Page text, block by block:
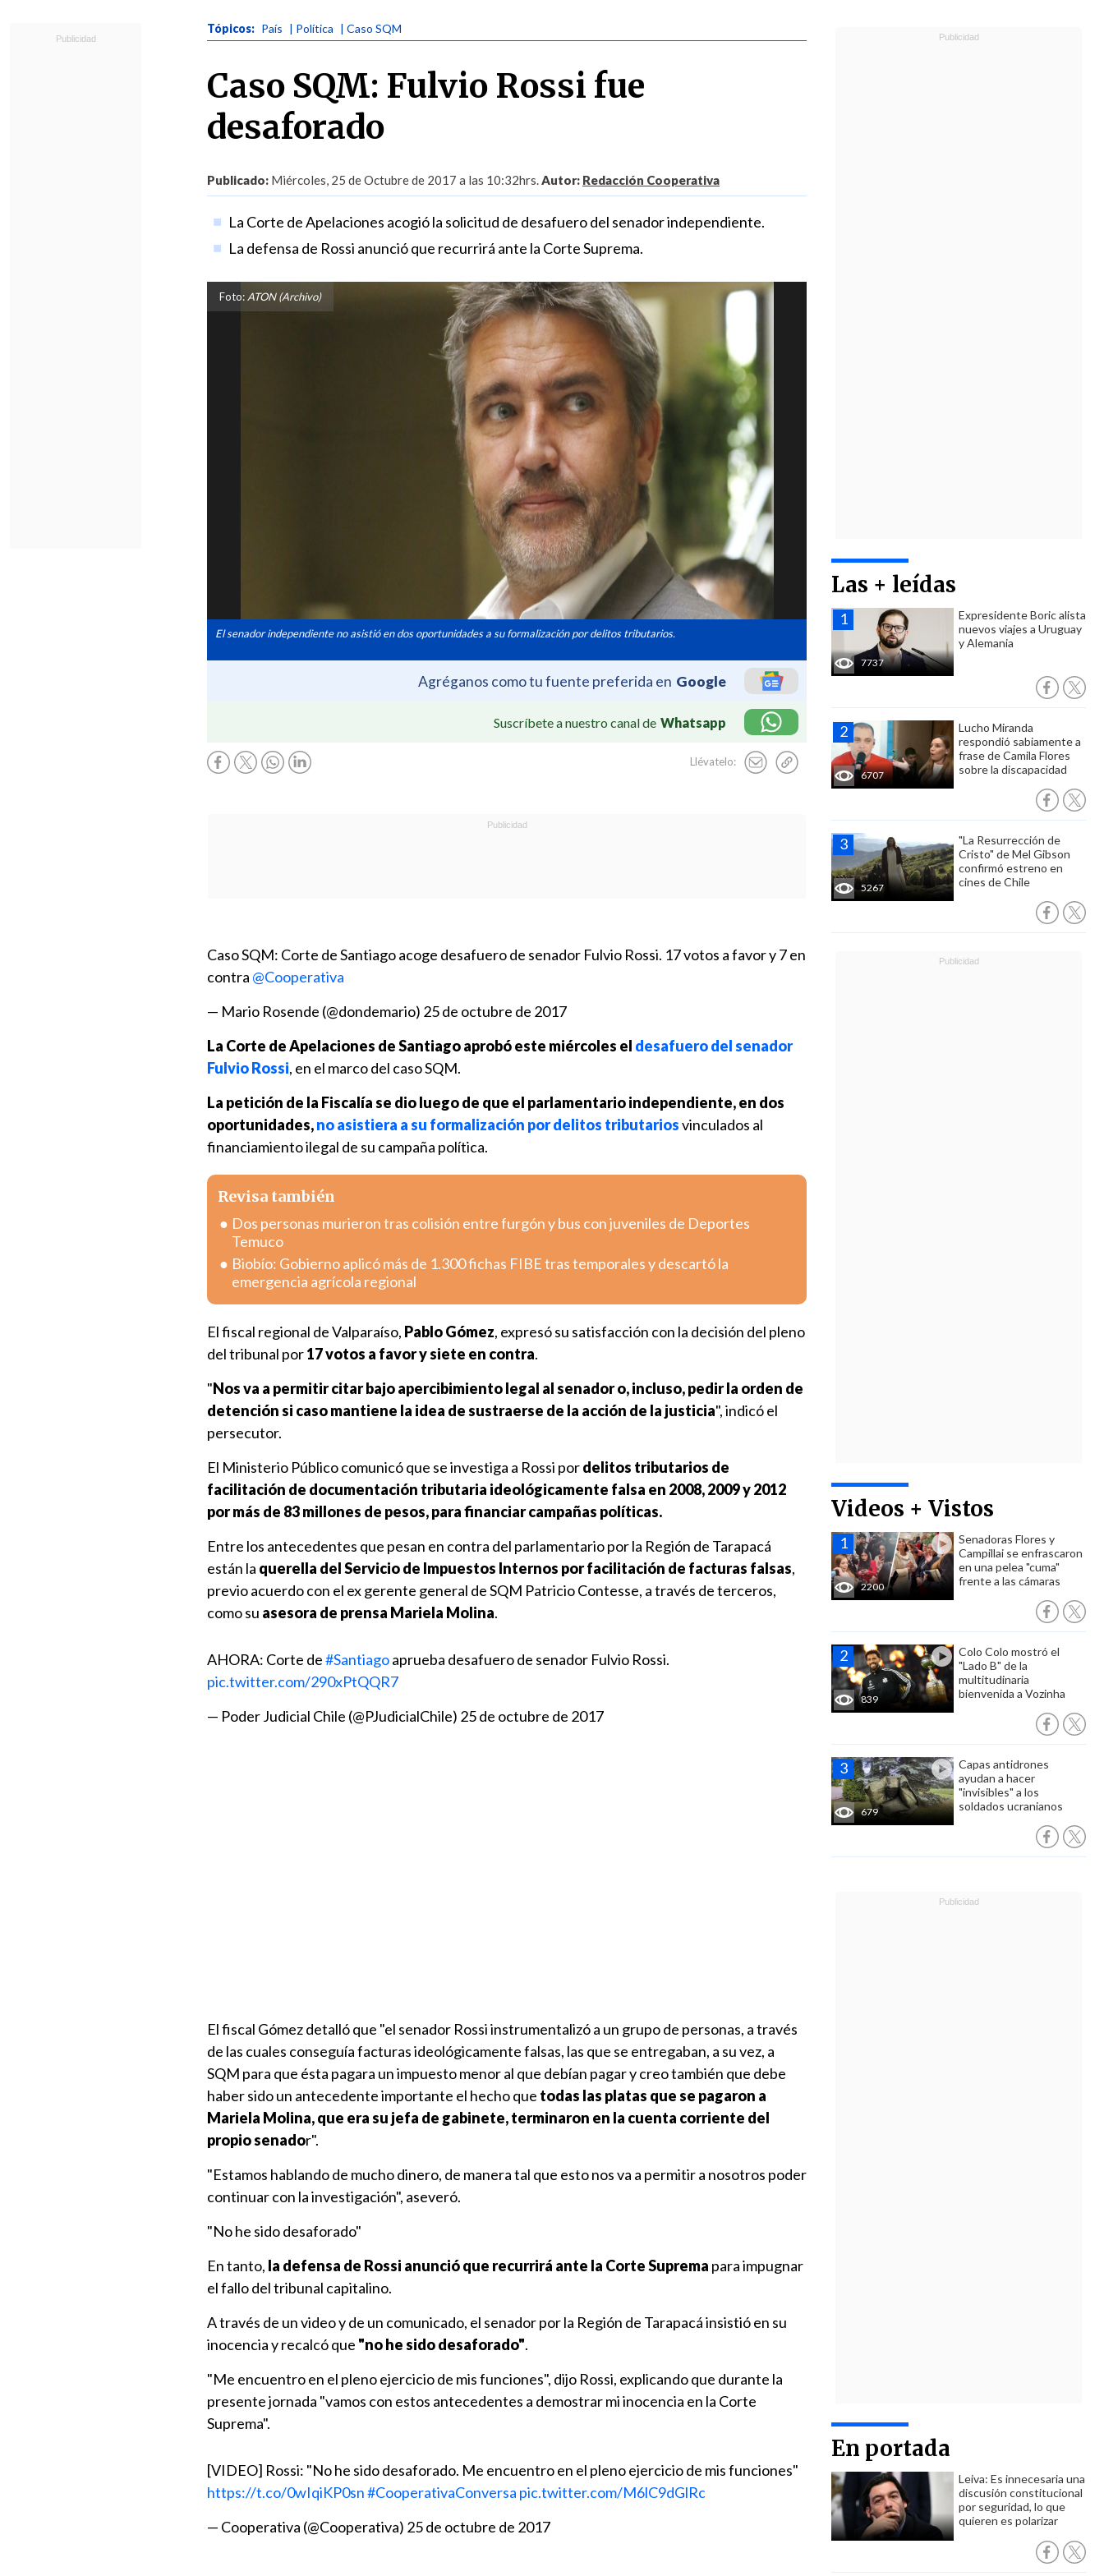
Tópicos: País | Política | Caso SQM
Caso SQM: Fulvio Rossi fue
desaforado
Publicado: Miércoles, 25 de Octubre de 2017 a las 10:32hrs.Autor: Redacción Cooperativa
La Corte de Apelaciones acogió la solicitud de desafuero del senador independiente.
La defensa de Rossi anunció que recurrirá ante la Corte Suprema.
Foto: ATON (Archivo)
El senador independiente no asistió en dos oportunidades a su formalización por delitos tributarios.
Agréganos como tu fuente preferida en Google
Suscríbete a nuestro canal de Whatsapp
Llévatelo:
Las + leídas
7737
Expresidente Boric alista
nuevos viajes a Uruguay
y Alemania
6707
Lucho Miranda
respondió sabiamente a
frase de Camila Flores
sobre la discapacidad
5267
"La Resurrección de
Cristo" de Mel Gibson
confirmó estreno en
cines de Chile
Videos + Vistos
2200
Senadoras Flores y
Campillai se enfrascaron
en una pelea "cuma"
frente a las cámaras
839
Colo Colo mostró el
"Lado B" de la
multitudinaria
bienvenida a Vozinha
679
Capas antidrones
ayudan a hacer
"invisibles" a los
soldados ucranianos
En portada
Leiva: Es innecesaria una
discusión constitucional
por seguridad, lo que
quieren es polarizar
Caso SQM: Corte de Santiago acoge desafuero de senador Fulvio Rossi. 17 votos a favor y 7 en
contra @Cooperativa
— Mario Rosende (@dondemario) 25 de octubre de 2017
La Corte de Apelaciones de Santiago aprobó este miércoles el desafuero del senador
Fulvio Rossi, en el marco del caso SQM.
La petición de la Fiscalía se dio luego de que el parlamentario independiente, en dos
oportunidades,no asistiera a su formalización por delitos tributariosvinculados al
financiamiento ilegal de su campaña política.
Revisa también
Dos personas murieron tras colisión entre furgón y bus con juveniles de Deportes
Temuco
Biobío: Gobierno aplicó más de 1.300 fichas FIBE tras temporales y descartó la
emergencia agrícola regional
El fiscal regional de Valparaíso, Pablo Gómez, expresó su satisfacción con la decisión del pleno
del tribunal por17 votos a favor y siete en contra.
"Nos va a permitir citar bajo apercibimiento legal al senador o, incluso, pedir la orden de
detención si caso mantiene la idea de sustraerse de la acción de la justicia", indicó el
persecutor.
El Ministerio Público comunicó que se investiga a Rossi pordelitos tributarios de
facilitación de documentación tributaria ideológicamente falsa en 2008, 2009 y 2012
por más de 83 millones de pesos, para financiar campañas políticas.
Entre los antecedentes que pesan en contra del parlamentario por la Región de Tarapacá
están la querella del Servicio de Impuestos Internos por facilitación de facturas falsas,
previo acuerdo con el ex gerente general de SQM Patricio Contesse, a través de terceros,
como su asesora de prensa Mariela Molina.
AHORA: Corte de#Santiagoaprueba desafuero de senador Fulvio Rossi.
pic.twitter.com/290xPtQQR7
— Poder Judicial Chile (@PJudicialChile) 25 de octubre de 2017
El fiscal Gómez detalló que "el senador Rossi instrumentalizó a un grupo de personas, a través
de las cuales conseguía facturas ideológicamente falsas, las que se entregaban, a su vez, a
SQM para que ésta pagara un impuesto menor al que debían pagar y creo también que debe
haber sido un antecedente importante el hecho que todas las platas que se pagaron a
Mariela Molina, que era su jefa de gabinete, terminaron en la cuenta corriente del
propio senador".
"Estamos hablando de mucho dinero, de manera tal que esto nos va a permitir a nosotros poder
continuar con la investigación", aseveró.
"No he sido desaforado"
En tanto, la defensa de Rossi anunció que recurrirá ante la Corte Suprema para impugnar
el fallo del tribunal capitalino.
A través de un video y de un comunicado, el senador por la Región de Tarapacá insistió en su
inocencia y recalcó que "no he sido desaforado".
"Me encuentro en el pleno ejercicio de mis funciones", dijo Rossi, explicando que durante la
presente jornada "vamos con estos antecedentes a demostrar mi inocencia en la Corte
Suprema".
[VIDEO] Rossi: "No he sido desaforado. Me encuentro en el pleno ejercicio de mis funciones"
https://t.co/0wIqiKP0sn#CooperativaConversa pic.twitter.com/M6lC9dGlRc
— Cooperativa (@Cooperativa) 25 de octubre de 2017